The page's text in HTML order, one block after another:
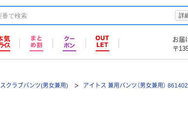
詳
お届
〒
スクラブパンツ(男女兼用) アイトス 兼用パンツ（男女兼用） 861402